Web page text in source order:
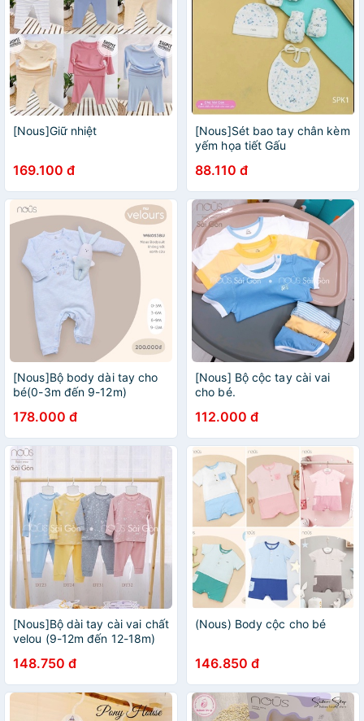
[Nous]Giữ nhiệt
169.100 đ
[Nous]Sét bao tay chân kèm
yếm họa tiết Gấu
88.110 đ
[Nous]Bộ body dài tay cho
bé(0-3m đến 9-12m)
178.000 đ
[Nous] Bộ cộc tay cài vai
cho bé.
112.000 đ
[Nous]Bộ dài tay cài vai chất
velou (9-12m đến 12-18m)
148.750 đ
(Nous) Body cộc cho bé
146.850 đ